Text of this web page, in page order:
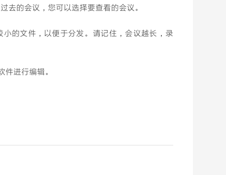
去的会议，您可以选择要查看的会议。
的文件，以便于分发。 请记住，会议越长，录
进行编辑。